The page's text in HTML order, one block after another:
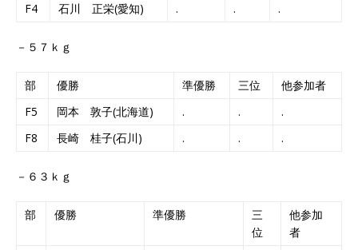
F4
石川 正栄(愛知) . . .
－５７ｋｇ
部 優勝 準優勝 三位
他参加者
F5
岡本 敦子(北海道) . .
.
F8
長崎 桂子(石川) . . .
－６３ｋｇ
部 優勝 準優勝
三
位
他参加
者